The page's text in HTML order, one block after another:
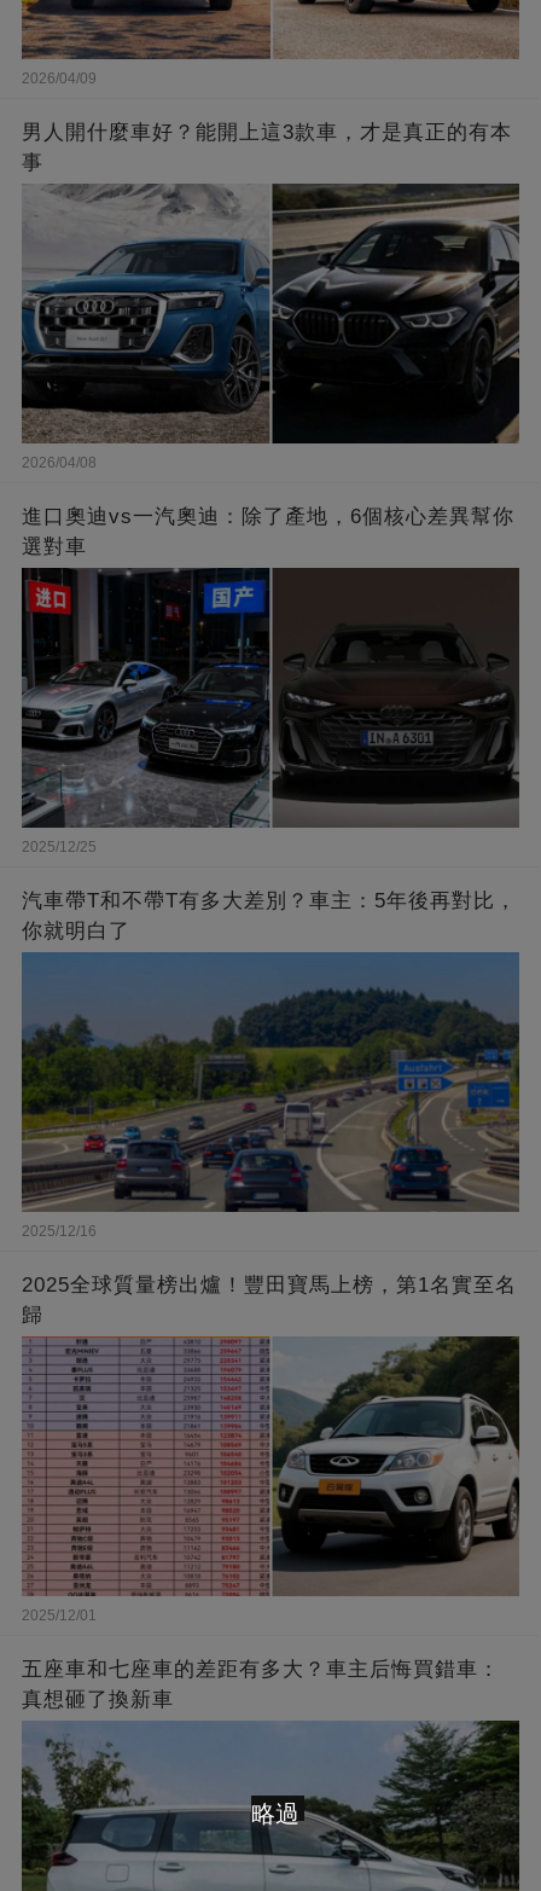
2026/04/09
男人開什麼車好？能開上這3款車，才是真正的有本
事
2026/04/08
進口奧迪vs一汽奧迪：除了產地，6個核心差異幫你
選對車
2025/12/25
汽車帶T和不帶T有多大差別？車主：5年後再對比，
你就明白了
2025/12/16
2025全球質量榜出爐！豐田寶馬上榜，第1名實至名
歸
2025/12/01
五座車和七座車的差距有多大？車主后悔買錯車：
真想砸了換新車
略過